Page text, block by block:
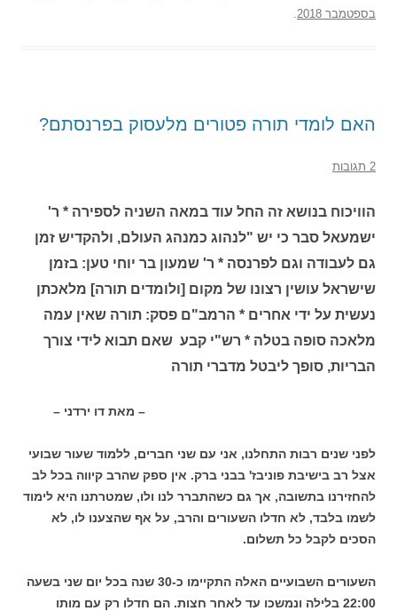
בספטמבר 2018
האם לומדי תורה פטורים מלעסוק בפרנסתם?
2 תגובות
הוויכוח בנושא זה החל עוד במאה השניה לספירה * ר'
ישמעאל סבר כי יש "לנהוג כמנהג העולם, ולהקדיש זמן
גם לעבודה וגם לפרנסה * ר' שמעון בר יוחי טען: בזמן
שישראל עושין רצונו של מקום [ולומדים תורה] מלאכתן
נעשית על ידי אחרים * הרמב"ם פסק: תורה שאין עמה
מלאכה סופה בטלה * רש"י קבע שאם תבוא לידי צורך
הבריות, סופך ליבטל מדברי תורה
– מאת דו ירדני –
לפני שנים רבות התחלנו, אני עם שני חברים, ללמוד שעור שבועי
אצל רב בישיבת פוניבז' בבני ברק. אין ספק שהרב קיווה בכל לב
להחזירנו בתשובה, אך גם כשהתברר לנו ולו, שמטרתנו היא לימוד
לשמו בלבד, לא חדלו השעורים והרב, על אף שהצענו לו, לא
הסכים לקבל כל תשלום.
השעורים השבועיים האלה התקיימו כ-30 שנה בכל יום שני בשעה
22:00 בלילה ונמשכו עד לאחר חצות. הם חדלו רק עם מותו